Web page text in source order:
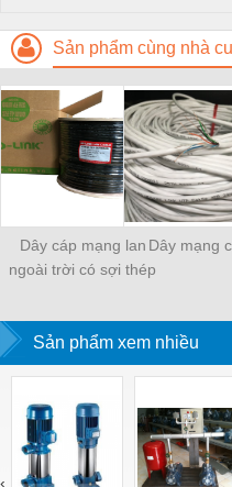
Sản phẩm cùng nhà
Dây cáp mạng lan
ngoài trời có sợi thép
Dây mạng
Sản phẩm xem nhiều
‹